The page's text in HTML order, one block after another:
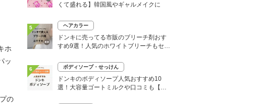
ホ
ッ
の
くて盛れる】韓国風やギャルメイクに
5 ヘアカラー
ドンキに売ってる市販のブリーチ剤おす
すめ9選！人気のホワイトブリーチもセル
6 ボディソープ・せっけん
ドンキのボディソープ人気おすすめ10
選！大容量ゴートミルクや口コミも【い